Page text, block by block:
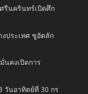
รีนครินทร์เปิดศึก
งประเทศ ชูอัตลัก
นคงเปิดการ
วันอาทิตย์ที่ 30 กร